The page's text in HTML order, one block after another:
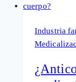
a
Industria